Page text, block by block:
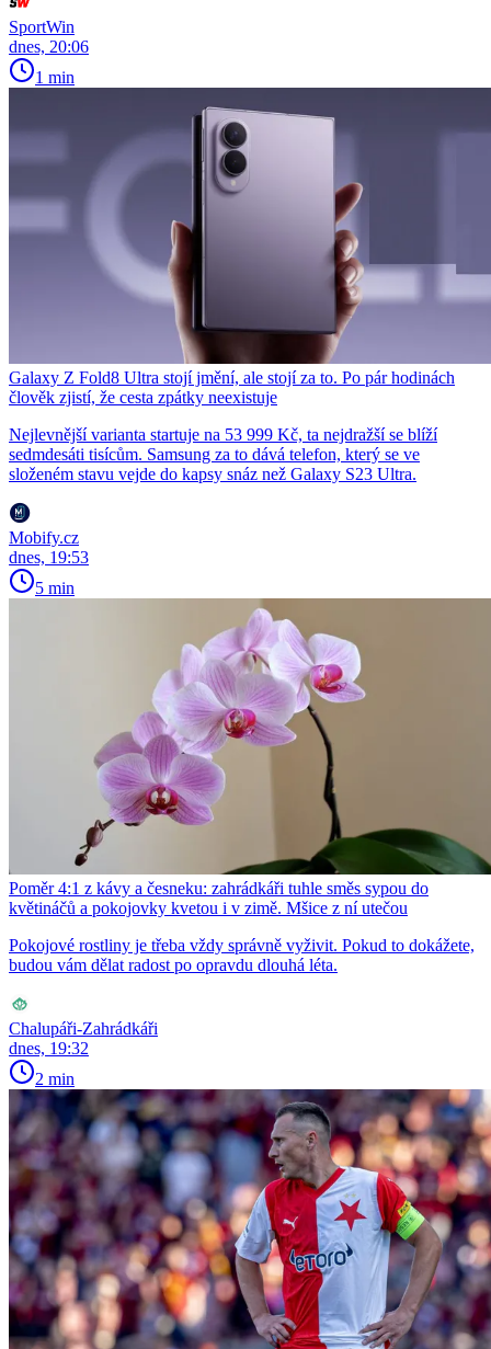
SportWin
dnes, 20:06
1 min
Galaxy Z Fold8 Ultra stojí jmění, ale stojí za to. Po pár hodinách
člověk zjistí, že cesta zpátky neexistuje
Nejlevnější varianta startuje na 53 999 Kč, ta nejdražší se blíží
sedmdesáti tisícům. Samsung za to dává telefon, který se ve
složeném stavu vejde do kapsy snáz než Galaxy S23 Ultra.
Mobify.cz
dnes, 19:53
5 min
Poměr 4:1 z kávy a česneku: zahrádkáři tuhle směs sypou do
květináčů a pokojovky kvetou i v zimě. Mšice z ní utečou
Pokojové rostliny je třeba vždy správně vyživit. Pokud to dokážete,
budou vám dělat radost po opravdu dlouhá léta.
Chalupáři-Zahrádkáři
dnes, 19:32
2 min